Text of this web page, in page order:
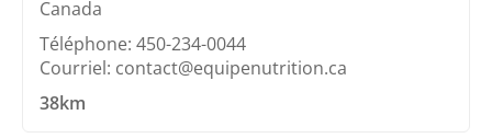
Canada
Téléphone: 450-234-0044
Courriel: contact@equipenutrition.ca
38km